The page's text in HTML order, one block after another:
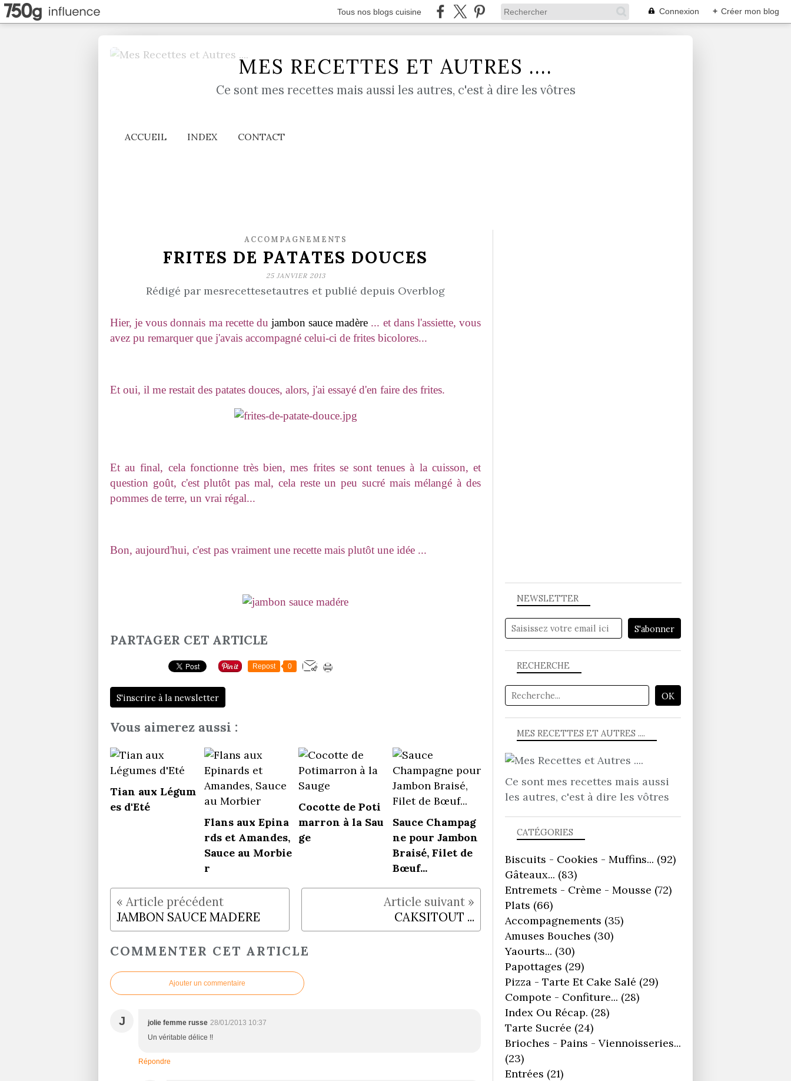
Tous nos blogs cuisine Connexion + Créer mon blog
MES RECETTES ET AUTRES ....
Ce sont mes recettes mais aussi les autres, c'est à dire les vôtres
ACCUEIL INDEX CONTACT
ACCOMPAGNEMENTS
FRITES DE PATATES DOUCES
25 JANVIER 2013
Rédigé par mesrecettesetautres et publié depuis Overblog
Hier, je vous donnais ma recette du jambon sauce madère ... et dans l'assiette, vous
avez pu remarquer que j'avais accompagné celui-ci de frites bicolores...
Et oui, il me restait des patates douces, alors, j'ai essayé d'en faire des frites.
Et au final, cela fonctionne très bien, mes frites se sont tenues à la cuisson, et
question goût, c'est plutôt pas mal, cela reste un peu sucré mais mélangé à des
pommes de terre, un vrai régal...
Bon, aujourd'hui, c'est pas vraiment une recette mais plutôt une idée ...
PARTAGER CET ARTICLE
Repost 0
S'inscrire à la newsletter
Vous aimerez aussi :
Tian aux Légum
es d'Eté
Flans aux Epina
rds et Amandes,
Sauce au Morbie
r
Cocotte de Poti
marron à la Sau
ge
Sauce Champag
ne pour Jambon
Braisé, Filet de
Bœuf...
JAMBON SAUCE MADERE CAKSITOUT ...
COMMENTER CET ARTICLE
Ajouter un commentaire
J jolie femme russe 28/01/2013 10:37
Un véritable délice !!
Répondre
NEWSLETTER
RECHERCHE
MES RECETTES ET AUTRES ....
Ce sont mes recettes mais aussi
les autres, c'est à dire les vôtres
CATÉGORIES
Biscuits - Cookies - Muffins... (92)
Gâteaux... (83)
Entremets - Crème - Mousse (72)
Plats (66)
Accompagnements (35)
Amuses Bouches (30)
Yaourts... (30)
Papottages (29)
Pizza - Tarte Et Cake Salé (29)
Compote - Confiture... (28)
Index Ou Récap. (28)
Tarte Sucrée (24)
Brioches - Pains - Viennoisseries...
(23)
Entrées (21)